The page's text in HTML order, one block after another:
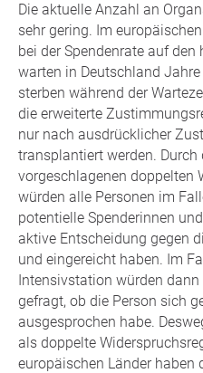
Die aktuelle Anzahl an
sehr gering. Im
bei der Spendenrate auf
warten in Deutschland
sterben während der
die erweiterte
nur nach ausdrücklicher
transplantiert werden. Durch
vorgeschlagenen doppelten
würden alle Personen im
potentielle Spenderinnen
aktive Entscheidung gegen
und eingereicht haben. Im
Intensivstation würden
gefragt, ob die Person sich
ausgesprochen habe.
als doppelte
europäischen Länder haben